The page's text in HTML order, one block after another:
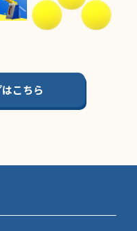
こちら